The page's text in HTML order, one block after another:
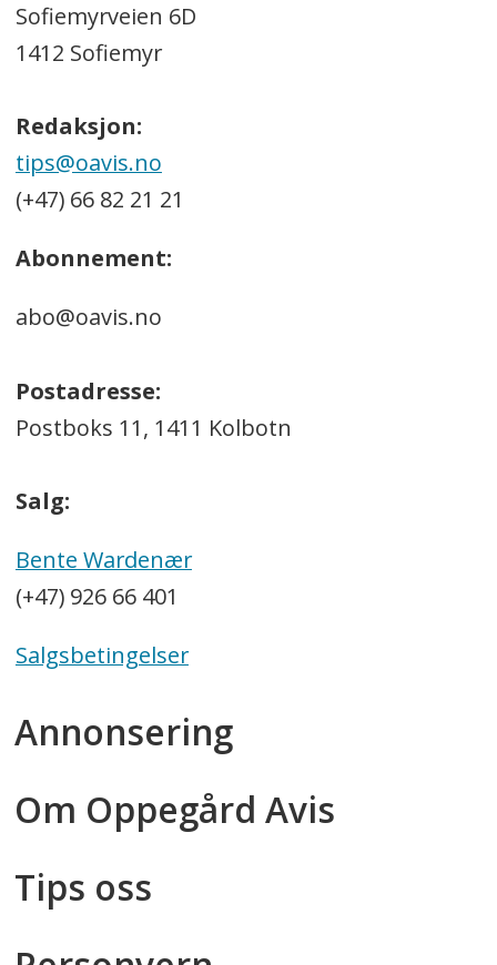
Sofiemyrveien 6D
1412 Sofiemyr
Redaksjon:
tips@oavis.no
(+47) 66 82 21 21
Abonnement:
abo@oavis.no
Postadresse:
Postboks 11, 1411 Kolbotn
Salg:
Bente Wardenær
(+47) 926 66 401
Salgsbetingelser
Annonsering
Om Oppegård Avis
Tips oss